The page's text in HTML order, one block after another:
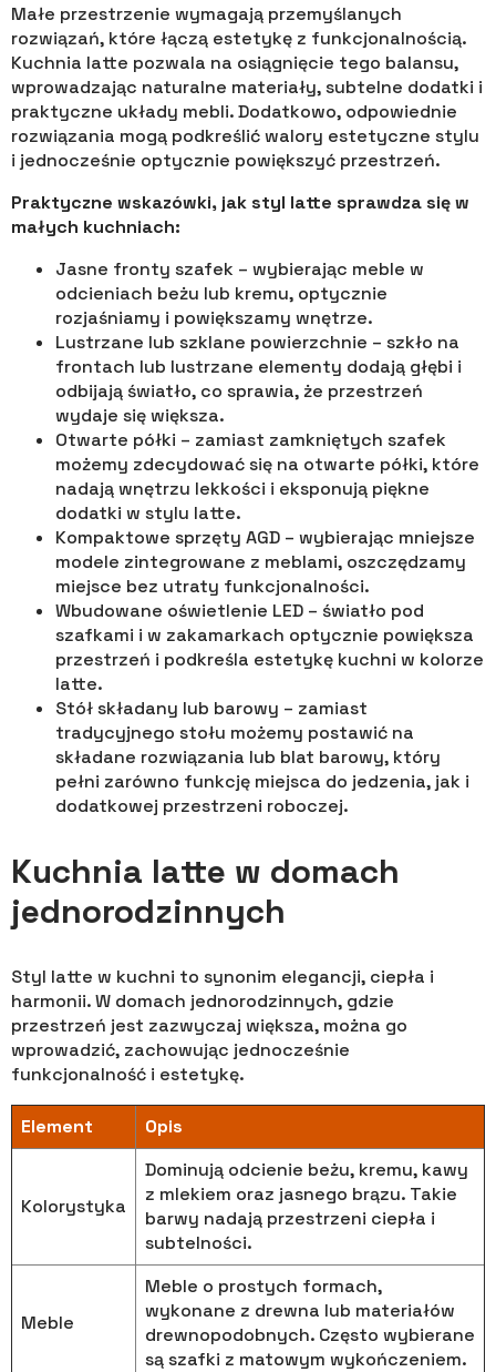
Małe przestrzenie wymagają przemyślanych
rozwiązań, które łączą estetykę z funkcjonalnością.
Kuchnia latte pozwala na osiągnięcie tego balansu,
wprowadzając naturalne materiały, subtelne dodatki i
praktyczne układy mebli. Dodatkowo, odpowiednie
rozwiązania mogą podkreślić walory estetyczne stylu
i jednocześnie optycznie powiększyć przestrzeń.
Praktyczne wskazówki, jak styl latte sprawdza się w
małych kuchniach:
Jasne fronty szafek – wybierając meble w
odcieniach beżu lub kremu, optycznie
rozjaśniamy i powiększamy wnętrze.
Lustrzane lub szklane powierzchnie – szkło na
frontach lub lustrzane elementy dodają głębi i
odbijają światło, co sprawia, że przestrzeń
wydaje się większa.
Otwarte półki – zamiast zamkniętych szafek
możemy zdecydować się na otwarte półki, które
nadają wnętrzu lekkości i eksponują piękne
dodatki w stylu latte.
Kompaktowe sprzęty AGD – wybierając mniejsze
modele zintegrowane z meblami, oszczędzamy
miejsce bez utraty funkcjonalności.
Wbudowane oświetlenie LED – światło pod
szafkami i w zakamarkach optycznie powiększa
przestrzeń i podkreśla estetykę kuchni w kolorze
latte.
Stół składany lub barowy – zamiast
tradycyjnego stołu możemy postawić na
składane rozwiązania lub blat barowy, który
pełni zarówno funkcję miejsca do jedzenia, jak i
dodatkowej przestrzeni roboczej.
Kuchnia latte w domach
jednorodzinnych
Styl latte w kuchni to synonim elegancji, ciepła i
harmonii. W domach jednorodzinnych, gdzie
przestrzeń jest zazwyczaj większa, można go
wprowadzić, zachowując jednocześnie
funkcjonalność i estetykę.
Element Opis
Kolorystyka
Dominują odcienie beżu, kremu, kawy
z mlekiem oraz jasnego brązu. Takie
barwy nadają przestrzeni ciepła i
subtelności.
Meble
Meble o prostych formach,
wykonane z drewna lub materiałów
drewnopodobnych. Często wybierane
są szafki z matowym wykończeniem.